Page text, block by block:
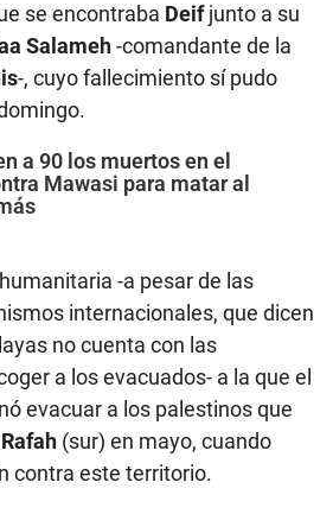
se encontraba Deifjunto a su
Salameh-comandante de la
-, cuyo fallecimiento sí pudo
a 90 los muertos en el
Mawasi para matar al
-a pesar de las
internacionales, que dicen
no cuenta con las
a los evacuados- a la que el
evacuar a los palestinos que
(sur) en mayo, cuando
contra este territorio.